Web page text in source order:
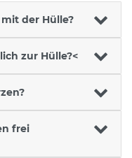
der Hülle?
zur Hülle?<
frei